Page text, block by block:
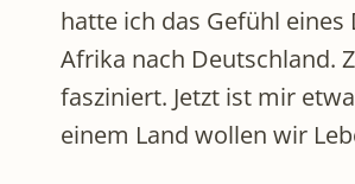
hatte ich das Gefühl
Afrika nach Deutschland.
fasziniert. Jetzt ist mir
einem Land wollen wir